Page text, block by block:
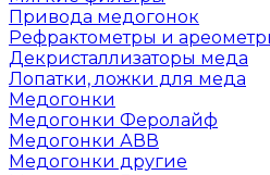
Привода медогонок
Рефрактометры и
Декристаллизаторы меда
Лопатки, ложки для меда
Медогонки
Медогонки Феролайф
Медогонки АВВ
Медогонки другие